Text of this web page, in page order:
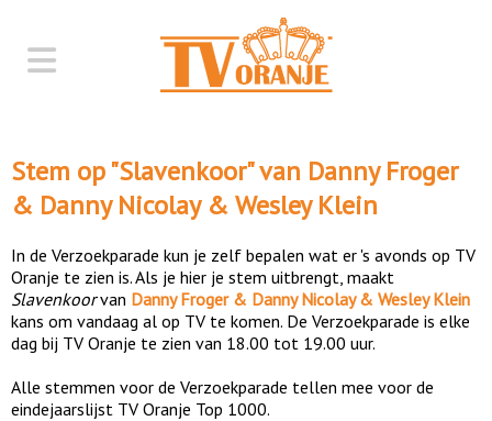
Stem op "Slavenkoor" van Danny Froger
& Danny Nicolay & Wesley Klein
In de Verzoekparade kun je zelf bepalen wat er 's avonds op TV
Oranje te zien is. Als je hier je stem uitbrengt, maakt
Slavenkoorvan Danny Froger & Danny Nicolay & Wesley Klein
kans om vandaag al op TV te komen. De Verzoekparade is elke
dag bij TV Oranje te zien van 18.00 tot 19.00 uur.
Alle stemmen voor de Verzoekparade tellen mee voor de
eindejaarslijst TV Oranje Top 1000.